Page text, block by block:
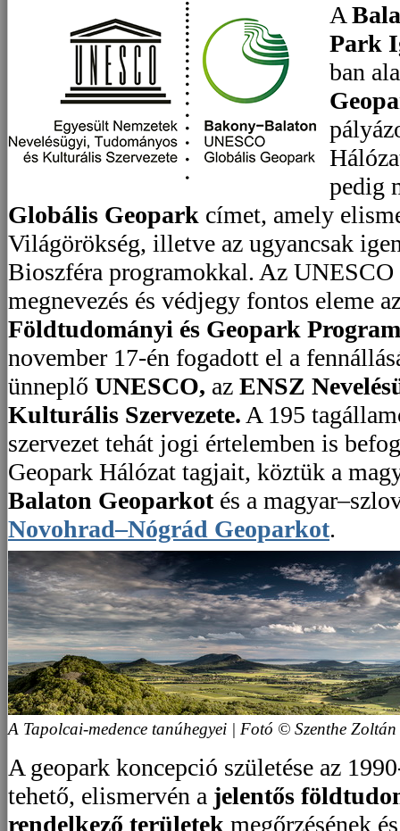
A
Park
ban
pedig
Globális Geopark címet, amely
Világörökség, illetve az ugyancsak
Bioszféra programokkal. Az
megnevezés és védjegy fontos eleme
Földtudományi és Geopark
november 17-én fogadott el a
ünneplő UNESCO, az ENSZ
Kulturális Szervezete.A 195
szervezet tehát jogi értelemben is
Geopark Hálózat tagjait, köztük a
Balaton Geoparkotés a
Novohrad–Nógrád Geoparkot.
A Tapolcai-medence tanúhegyei | Fotó © Szenthe Zoltán
A geopark koncepció születése az
tehető, elismervén a jelentős
rendelkező területek megőrzésének